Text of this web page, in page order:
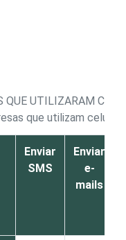
QUE UTILIZARAM
que utilizam
Enviar
SMS
Enviar
e-
mails